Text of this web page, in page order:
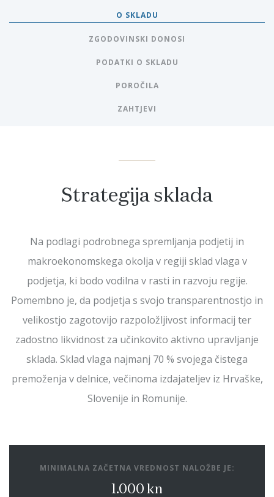
O SKLADU
ZGODOVINSKI DONOSI
PODATKI O SKLADU
POROČILA
ZAHTJEVI
Strategija sklada
Na podlagi podrobnega spremljanja podjetij in
makroekonomskega okolja v regiji sklad vlaga v
podjetja, ki bodo vodilna v rasti in razvoju regije.
Pomembno je, da podjetja s svojo transparentnostjo in
velikostjo zagotovijo razpoložljivost informacij ter
zadostno likvidnost za učinkovito aktivno upravljanje
sklada. Sklad vlaga najmanj 70 % svojega čistega
premoženja v delnice, večinoma izdajateljev iz Hrvaške,
Slovenije in Romunije.
MINIMALNA ZAČETNA VREDNOST NALOŽBE JE:
1.000 kn